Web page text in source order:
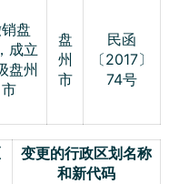
盘
成立
盘州
市
盘
州
市
民函
〔2017〕
74号
变更的行政区划名称
和新代码